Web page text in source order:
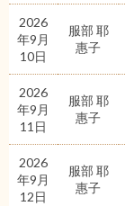
2026
年9月
10日
服部 耶
惠子
2026
年9月
11日
服部 耶
惠子
2026
年9月
12日
服部 耶
惠子